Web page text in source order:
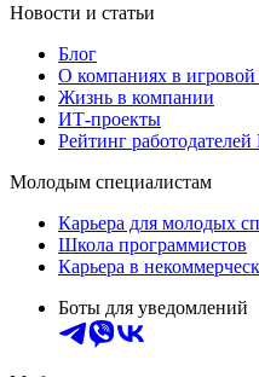
Новости и статьи
Блог
О компаниях в
Жизнь в компании
ИТ-проекты
Рейтинг работодателей
Молодым специалистам
Карьера для молодых
Школа программистов
Карьера в
Боты для уведомлений